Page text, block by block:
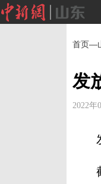
首页—
发
2022
发
截